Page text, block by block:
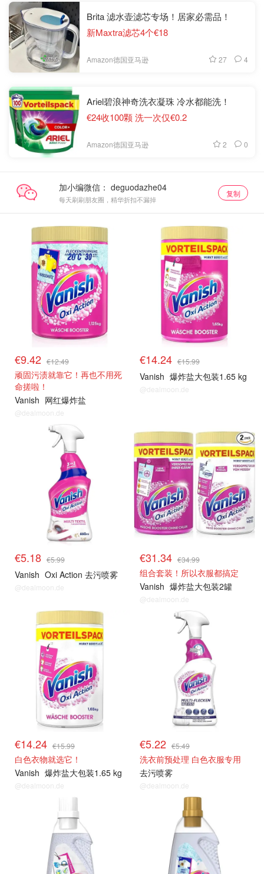
Brita 滤水壶滤芯专场！居家必需品！
新Maxtra滤芯4个€18
Amazon德国亚马逊 27 4
Ariel碧浪神奇洗衣凝珠 冷水都能洗！
€24收100颗 洗一次仅€0.2
Amazon德国亚马逊 2 0
加小编微信：
每天刷刷朋友圈，精华折扣不漏掉
复制
€9.42 €12.49
顽固污渍就靠它！再也不用死
命搓啦！
Vanish 网红爆炸盐
@dealmoon.de
€14.24 €15.99
Vanish 爆炸盐大包装1.65 kg
@dealmoon.de
€5.18 €5.99
Vanish Oxi Action 去污喷雾
@dealmoon.de
€31.34 €34.99
组合套装！所以衣服都搞定
Vanish 爆炸盐大包装2罐
@dealmoon.de
€14.24 €15.99
白色衣物就选它！
Vanish 爆炸盐大包装1.65 kg
@dealmoon.de
€5.22 €5.49
洗衣前预处理 白色衣服专用
去污喷雾
@dealmoon.de